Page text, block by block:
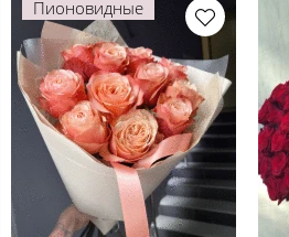
Пионовидные